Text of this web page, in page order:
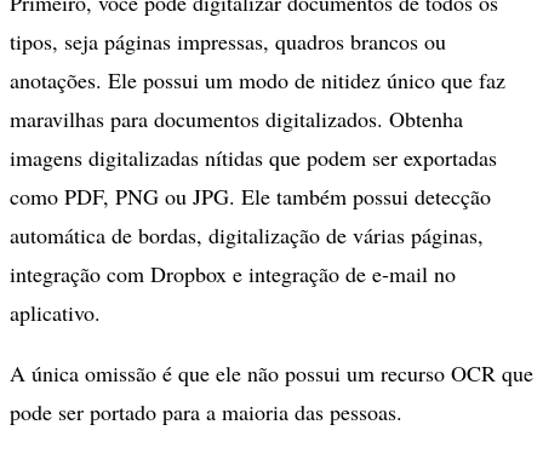
tipos, seja páginas impressas, quadros brancos ou
anotações. Ele possui um modo de nitidez único que faz
maravilhas para documentos digitalizados. Obtenha
imagens digitalizadas nítidas que podem ser exportadas
como PDF, PNG ou JPG. Ele também possui detecção
automática de bordas, digitalização de várias páginas,
integração com Dropbox e integração de e-mail no
aplicativo.
A única omissão é que ele não possui um recurso OCR que
pode ser portado para a maioria das pessoas.